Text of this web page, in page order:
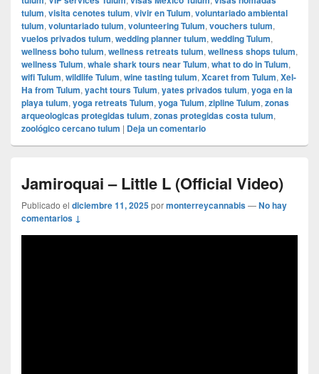
tulum, visita cenotes tulum, vivir en Tulum, voluntariado ambiental
tulum, voluntariado tulum, volunteering Tulum, vouchers tulum,
vuelos privados tulum, wedding planner tulum, wedding Tulum,
wellness boho tulum, wellness retreats tulum, wellness shops tulum,
wellness Tulum, whale shark tours near Tulum, what to do in Tulum,
wifi Tulum, wildlife Tulum, wine tasting tulum, Xcaret from Tulum, Xel-
Ha from Tulum, yacht tours Tulum, yates privados tulum, yoga en la
playa tulum, yoga retreats Tulum, yoga Tulum, zipline Tulum, zonas
arqueologicas protegidas tulum, zonas protegidas costa tulum,
zoológico cercano tulum | Deja un comentario
Jamiroquai – Little L (Official Video)
Publicado el diciembre 11, 2025pormonterreycannabis—No hay
comentarios ↓